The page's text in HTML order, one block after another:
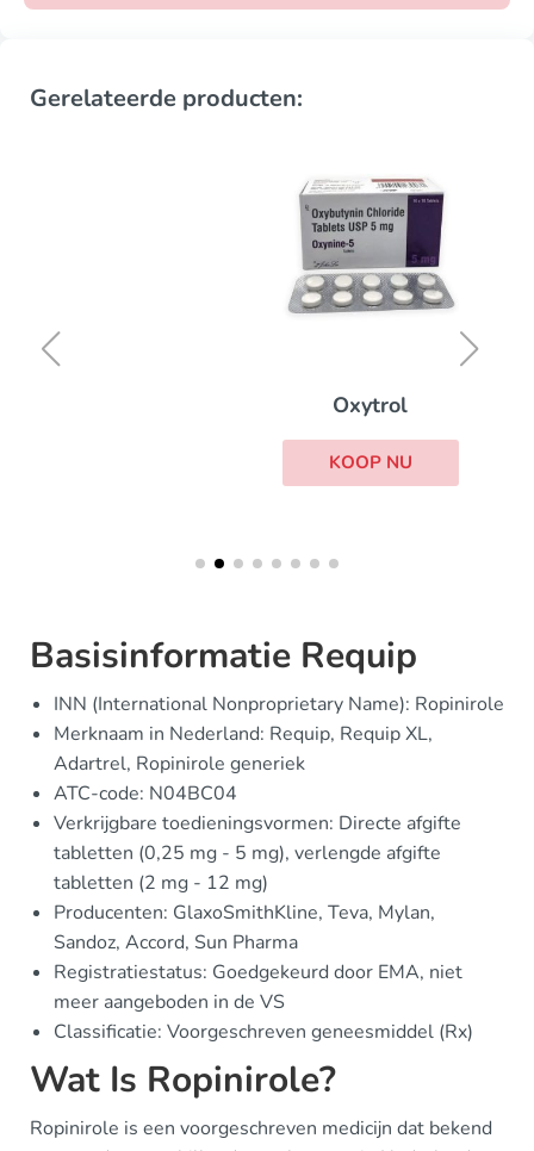
Gerelateerde producten:
Basisinformatie Requip
INN (International Nonproprietary Name): Ropinirole
Merknaam in Nederland: Requip, Requip XL,
Adartrel, Ropinirole generiek
ATC-code: N04BC04
Verkrijgbare toedieningsvormen: Directe afgifte
tabletten (0,25 mg - 5 mg), verlengde afgifte
tabletten (2 mg - 12 mg)
Producenten: GlaxoSmithKline, Teva, Mylan,
Sandoz, Accord, Sun Pharma
Registratiestatus: Goedgekeurd door EMA, niet
meer aangeboden in de VS
Classificatie: Voorgeschreven geneesmiddel (Rx)
Wat Is Ropinirole?
Ropinirole is een voorgeschreven medicijn dat bekend